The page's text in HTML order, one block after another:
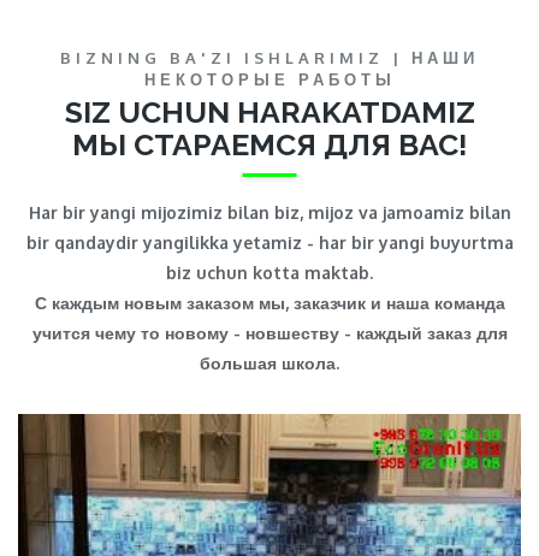
BIZNING BA'ZI ISHLARIMIZ | НАШИ
НЕКОТОРЫЕ РАБОТЫ
SIZ UCHUN HARAKATDAMIZ
МЫ СТАРАЕМСЯ ДЛЯ ВАС!
Har bir yangi mijozimiz bilan biz, mijoz va jamoamiz bilan
bir qandaydir yangilikka yetamiz - har bir yangi buyurtma
biz uchun kotta maktab.
С каждым новым заказом мы, заказчик и наша команда
учится чему то новому - новшеству - каждый заказ для
большая школа.